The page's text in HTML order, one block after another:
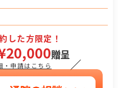
した方限定！
贈呈
・申請はこちら ／